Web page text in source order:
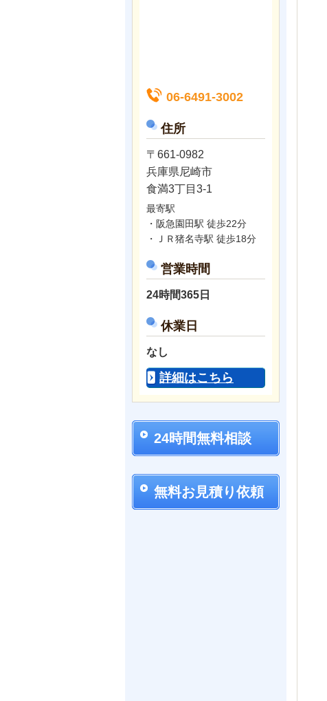
06-6491-3002
住所
〒661-0982
兵庫県尼崎市
食満3丁目3-1
最寄駅
・阪急園田駅 徒歩22分
・ＪＲ猪名寺駅 徒歩18分
営業時間
24時間365日
休業日
なし
詳細はこちら
24時間無料相談
無料お見積り依頼